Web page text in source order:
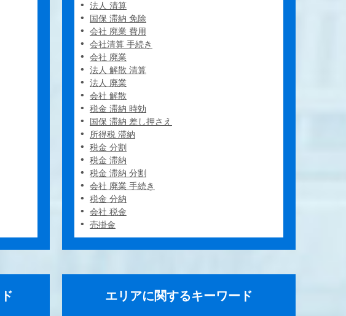
法人 清算
国保 滞納 免除
会社 廃業 費用
会社清算 手続き
会社 廃業
法人 解散 清算
法人 廃業
会社 解散
税金 滞納 時効
国保 滞納 差し押さえ
所得税 滞納
税金 分割
税金 滞納
税金 滞納 分割
会社 廃業 手続き
税金 分納
会社 税金
売掛金
エリアに関するキーワード